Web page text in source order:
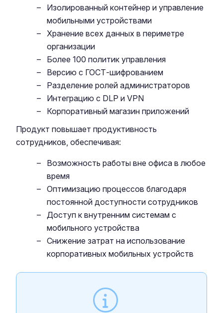
Изолированный контейнер и управление
мобильными устройствами
Хранение всех данных в периметре
организации
Более 100 политик управления
Версию с ГОСТ-шифрованием
Разделение ролей администраторов
Интеграцию с DLP и VPN
Корпоративный магазин приложений
Продукт повышает продуктивность
сотрудников, обеспечивая:
Возможность работы вне офиса в любое
время
Оптимизацию процессов благодаря
постоянной доступности сотрудников
Доступ к внутренним системам с
мобильного устройства
Снижение затрат на использование
корпоративных мобильных устройств